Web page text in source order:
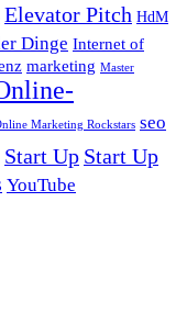
Elevator Pitch HdM
Dinge Internet of
marketing Master
Marketing Rockstars seo
Start Up Start Up
YouTube